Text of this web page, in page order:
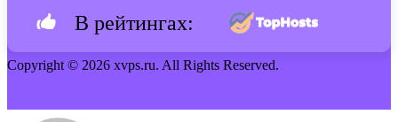
В рейтингах:
Copyright © 2026 xvps.ru. All Rights Reserved.